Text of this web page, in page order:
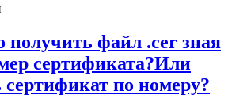
получить файл .cer зная
сертификата?Или
сертификат по номеру?